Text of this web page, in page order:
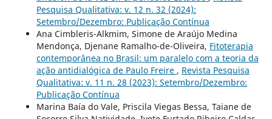
Pesquisa Qualitativa: v. 12 n. 32 (2024):
Setembro/Dezembro: Publicação Contínua
Ana Cimbleris-Alkmim, Simone de Araújo Medina
Mendonça, Djenane Ramalho-de-Oliveira, Fitoterapia
contemporânea no Brasil: um paralelo com a teoria da
ação antidialógica de Paulo Freire , Revista Pesquisa
Qualitativa: v. 11 n. 28 (2023): Setembro/Dezembro:
Publicação Contínua
Marina Baía do Vale, Priscila Viegas Bessa, Taiane de